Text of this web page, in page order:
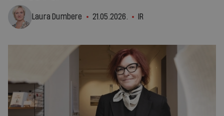
Laura Dumbere 21.05.2026. IR